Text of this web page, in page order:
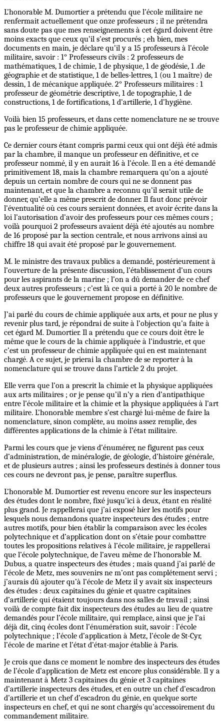
L’honorable M. Dumortier a prétendu que l’école militaire ne
renfermait actuellement que onze professeurs ; il ne prétendra
sans doute pas que mes renseignements à cet égard doivent être
moins exacts que ceux qu’il s’est procurés ; eh bien, mes
documents en main, je déclare qu’il y a 15 professeurs à l’école
militaire, savoir : 1° Professeurs civils : 2 professeurs de
mathématiques, 1 de chimie, 1 de physique, 1 de géodésie, 1 .de
géographie et de statistique, 1 de belles-lettres, 1 (ou 1 maître) de
dessin, 1 de mécanique appliquée. 2° Professeurs militaires : 1
professeur de géométrie descriptive, 1 de topographie, 1 de
constructions, 1 de fortifications, 1 d’artillerie, 1 d’hygiène.
Voilà bien 15 professeurs, et dans cette nomenclature ne se trouve
pas le professeur de chimie appliquée.
Ce dernier cours étant compris parmi ceux qui ont déjà été admis
par la chambre, il manque un professeur en définitive, et ce
professeur nommé, il y en aurait 16 à l’école. Il en a été demandé
primitivement 18, mais la chambre remarquera qu’on a ajouté
depuis un certain nombre de cours qui ne se donnent pas
maintenant, et que la chambre a reconnu qu’il serait utile de
donner, qu’elle a même prescrit de donner. Il faut donc prévoir
l’éventualité où ces cours seraient données, et avoir écrite dans la
loi l’autorisation d’avoir des professeurs pour ces mêmes cours ;
voilà pourquoi 2 professeurs avaient déjà été ajoutés au nombre
de 16 proposé par la section centrale, et nous arrivons ainsi au
chiffre 18 qui avait été proposé par le gouvernement.
M. le ministre des travaux publics a demandé, postérieurement à
l’ouverture de la présente discussion, l’établissement d’un cours
pour les aspirants de la marine ; l’on a dû demander de ce chef
deux autres professeurs ; c’est là ce qui a porté à 20 le nombre de
professeurs que le gouvernement propose en définitive.
J’ai parlé du cours de chimie appliquée aux arts, et pour ne plus y
revenir plus tard, je répondrai de suite à l’objection qu’a faite à
cet égard M. Dumortier. Il a prétendu que ce cours doit être le
même que le cours de la chimie appliquée à l’industrie, et que
c’est un professeur de chimie appliquée qui en est maintenant
chargé. A ce sujet, je prierai la chambre de se reporter à la
nomenclature qui se trouve dans l’article 2 du projet.
Elle verra que l’on a prescrit la chimie et la physique appliquées
aux arts militaires ; or je pense qu’il n’y a rien d’antipathique
entre l’école militaire et la chimie et la physique appliquées à l’art
militaire. L’honorable membre s’est chargé lui-même de faire la
nomenclature, sinon complète, au moins assez remplie, des
différentes applications de la chimie à l’état militaire.
Parmi les cours que je viens d’énumérer, ne figurent pas ceux
d’administration, de minéralogie, de géologie, d’histoire générale,
et de plusieurs autres ; ainsi les professeurs destinés à donner tous
ces cours ne devront pas, je pense, paraître superflus.
L’honorable M. Dumortier est revenu encore sur les inspecteurs
des études dont le nombre, fixé jusqu’ici à deux, étant en réalité
plus grand. Je rappellerai que j’ai exposé hier les motifs pour
lesquels nous demandons quatre inspecteurs des études ; entre
autres motifs, pour bien établir la comparaison avec les écoles
polytechnique et d’application dont on s’étaie pour combattre
toutes les propositions relatives à l’école militaire, je rappellerai
que l’école polytechnique, de l’aveu même de l’honorable M.
Dubus, a quatre inspecteurs des études ; mais quand j’ai parlé de
l’école de Metz, mes souvenirs ne m’ont pas complétement servi ;
j’aurais dû ajouter qu’à l’école de Metz il y avait six inspecteurs
des études : deux capitaines du génie et quatre capitaines
d’artillerie qui étaient toujours dans nos salles de travail ; ainsi
voilà de compte fait dix inspecteurs des études au lieu de quatre
demandés pour l’école militaire, qui remplace, ainsi que je l’ai
déjà dit, cinq écoles dont l’énumération suit, savoir : l’école
polytechnique ; l’école d’application à Metz, l’école de St-Cyr,
l’école de marine et l’état d’état-major établie à Paris.
Je crois que dans ce moment le nombre des inspecteurs des études
de l’école d’application de Metz est encore plus considérable. Il y a
maintenant à Metz 3 capitaines du génie et 3 capitaines
d’artillerie inspecteurs des études, et en outre un chef d’escadron
d’artillerie et un chef d’escadron du génie, en quelque sorte
inspecteurs en chef, et qui ne sont chargés qu’accessoirement du
commandement militaire.